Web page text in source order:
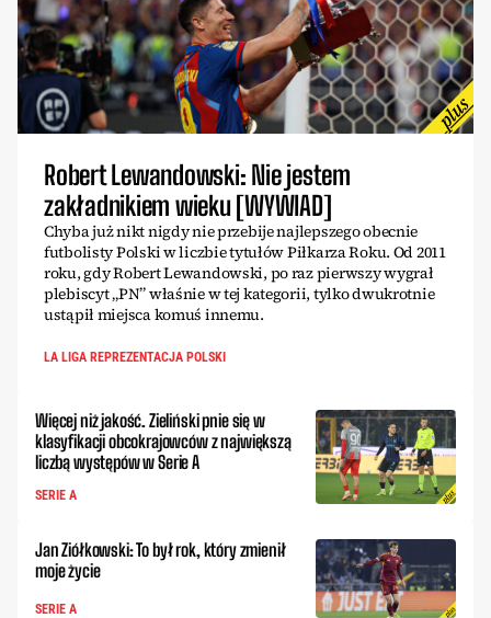
Robert Lewandowski: Nie jestem
zakładnikiem wieku [WYWIAD]
Chyba już nikt nigdy nie przebije najlepszego obecnie
futbolisty Polski w liczbie tytułów Piłkarza Roku. Od 2011
roku, gdy Robert Lewandowski, po raz pierwszy wygrał
plebiscyt „PN” właśnie w tej kategorii, tylko dwukrotnie
ustąpił miejsca komuś innemu.
LA LIGA REPREZENTACJA POLSKI
Więcej niż jakość. Zieliński pnie się w
klasyfikacji obcokrajowców z największą
liczbą występów w Serie A
SERIE A
Jan Ziółkowski: To był rok, który zmienił
moje życie
SERIE A